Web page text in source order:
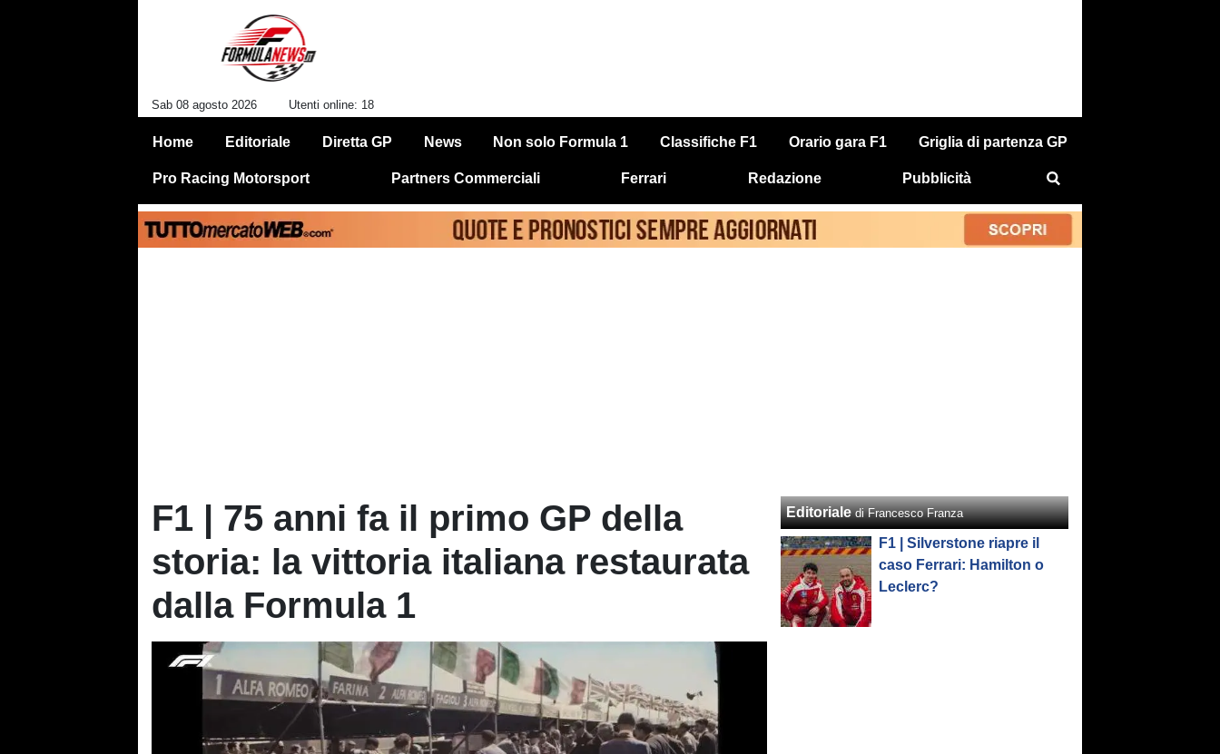
Sab 08 agosto 2026 Utenti online: 18
Home Editoriale Diretta GP News Non solo Formula 1 Classifiche F1 Orario gara F1 Griglia di partenza GP
Pro Racing Motorsport Partners Commerciali Ferrari Redazione Pubblicità
F1 | 75 anni fa il primo GP della
storia: la vittoria italiana restaurata
dalla Formula 1
Editoriale di Francesco Franza
F1 | Silverstone riapre il
caso Ferrari: Hamilton o
Leclerc?